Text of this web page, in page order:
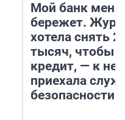
Мой банк меня
бережет.
хотела снять
тысяч, чтобы
кредит, — к
приехала
безопасности